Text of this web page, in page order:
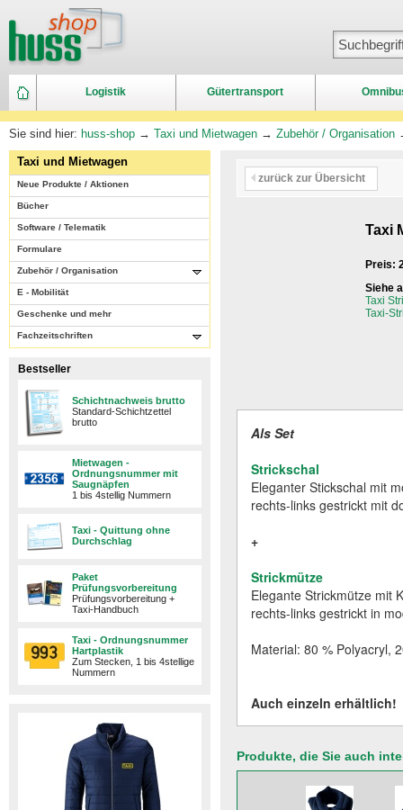
Logistik Gütertransport
Sie sind hier: huss-shop → Taxi und Mietwagen → Zubehör / Organisation
Taxi und Mietwagen
Neue Produkte / Aktionen
Bücher
Software / Telematik
Formulare
Zubehör / Organisation
E - Mobilität
Geschenke und mehr
Fachzeitschriften
Bestseller
Schichtnachweis brutto
Standard-Schichtzettel
brutto
Mietwagen -
Ordnungsnummer mit
Saugnäpfen
1 bis 4stellig Nummern
Taxi - Quittung ohne
Durchschlag
Paket
Prüfungsvorbereitung
Prüfungsvorbereitung +
Taxi-Handbuch
Taxi - Ordnungsnummer
Hartplastik
Zum Stecken, 1 bis 4stellige
Nummern
zurück zur Übersicht
Taxi
Preis:
Siehe
Taxi
Taxi-
Als Set
Strickschal
Eleganter Stickschal mit
rechts-links gestrickt mit
​+
Strickmütze
Elegante Strickmütze mit
rechts-links gestrickt in
Material: 80 % Polyacryl,
Auch einzeln erhältlich!
Produkte, die Sie auch